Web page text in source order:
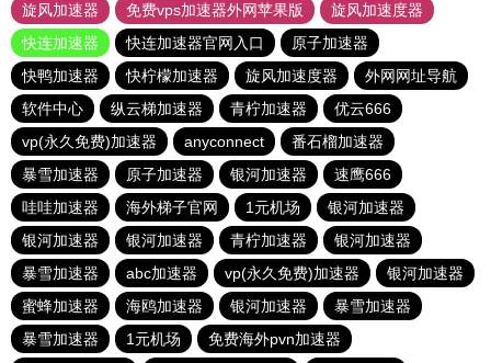
旋风加速器
免费vps加速器外网苹果版
旋风加速度器
快连加速器
快连加速器官网入口
原子加速器
快鸭加速器
快柠檬加速器 旋风加速度器
外网网址导航
软件中心
纵云梯加速器 青柠加速器
优云666
vp(永久免费)加速器
anyconnect
番石榴加速器
暴雪加速器
原子加速器 银河加速器
速鹰666
哇哇加速器
海外梯子官网 1元机场
银河加速器
银河加速器
银河加速器 青柠加速器
银河加速器
暴雪加速器
abc加速器 vp(永久免费)加速器
银河加速器
蜜蜂加速器
海鸥加速器 银河加速器
暴雪加速器
暴雪加速器
1元机场
免费海外pvn加速器